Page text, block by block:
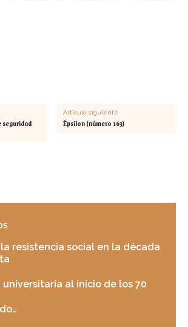
seguridad
Artículo siguiente
Épsilon (número 163)
resistencia social en la década
al inicio de los 70